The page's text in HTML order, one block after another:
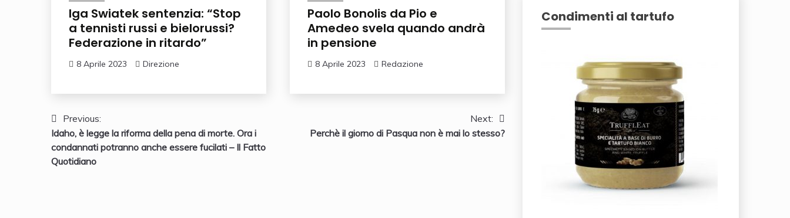
Iga Swiatek sentenzia: “Stop
a tennisti russi e bielorussi?
Federazione in ritardo”
8 Aprile 2023 Direzione
Paolo Bonolis da Pio e
Amedeo svela quando andrà
in pensione
8 Aprile 2023 Redazione
Navigazione
articoli
Previous:
Idaho, è legge la riforma della pena di morte. Ora i
condannati potranno anche essere fucilati – Il Fatto
Quotidiano
Next:
Perchè il giorno di Pasqua non è mai lo stesso?
Condimenti al tartufo